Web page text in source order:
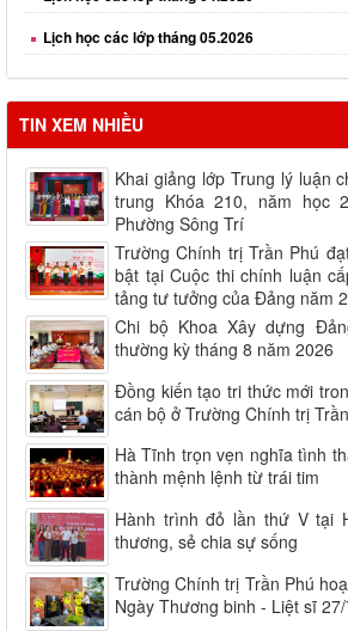
Lịch học các lớp tháng 05.2026
Lịch học các lớp tháng 06.2026
Lịch học các lớp tháng 08.2026
TIN XEM NHIỀU
Khai giảng lớp Trung lý luận
trung Khóa 210, năm học
Phường Sông Trí
Trường Chính trị Trần Phú
bật tại Cuộc thi chính luận
tảng tư tưởng của Đảng năm
Chi bộ Khoa Xây dựng
thường kỳ tháng 8 năm 2026
Đồng kiến tạo tri thức mới
cán bộ ở Trường Chính trị
Hà Tĩnh trọn vẹn nghĩa tình
thành mệnh lệnh từ trái tim
Hành trình đỏ lần thứ V tại
thương, sẻ chia sự sống
Trường Chính trị Trần Phú
Ngày Thương binh - Liệt sĩ